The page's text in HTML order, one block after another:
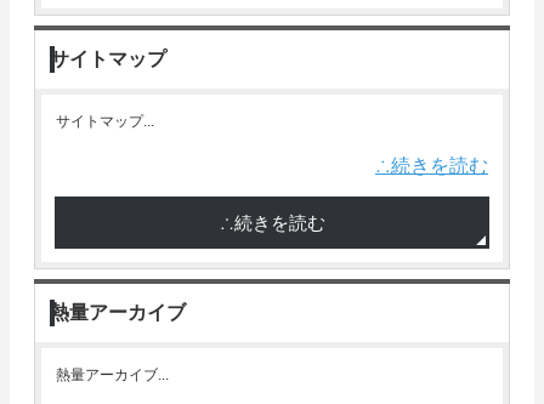
サイトマップ
サイトマップ...
∴続きを読む
∴続きを読む
熱量アーカイブ
熱量アーカイブ...